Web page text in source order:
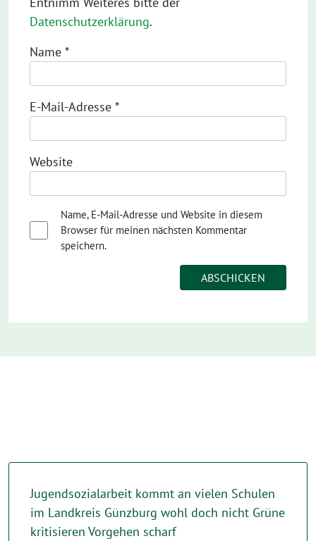
Datenschutzerklärung.
Name *
E-Mail-Adresse *
Website
Name, E-Mail-Adresse und Website in diesem
Browser für meinen nächsten Kommentar
speichern.
Jugendsozialarbeit kommt an vielen Schulen
im Landkreis Günzburg wohl doch nicht Grüne
kritisieren Vorgehen scharf